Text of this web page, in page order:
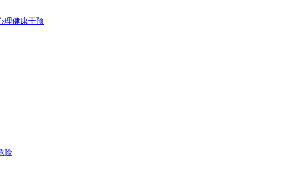
长罗援
事端，中国官方媒体《人民日报》发表署名文章，其中关于“琉球再议”的表述在日本国内掀起巨大波澜。5月14
一个依据是在1951年美国和日本签署的《旧金山和约》，在《旧金山和约》中，日本同意把琉球群岛交给联合
的时候，就有钓鱼岛。这就成了日本人所谓的“法理依据”。但是，这样的“法理依据”，造成了五个衍生问题。
长罗援
钓鱼岛是不是属于琉球群岛，第三，琉球群岛是不是属于日本的。第四，你美国有没有权力把琉球群岛交出去
大。
琉球以前是一个独立王国，1372年的时候，琉球国就开始向中国的明朝进贡，他的国王也是由明朝册封的，琉
长罗援
把琉球国废除了，把国王软禁起来了，设立了琉球藩，之后又改成了现在的冲绳县，其实冲绳县根本不是日本
理健康干预
险